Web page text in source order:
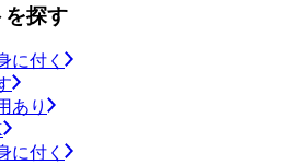
を探す
に付く
あり
に付く